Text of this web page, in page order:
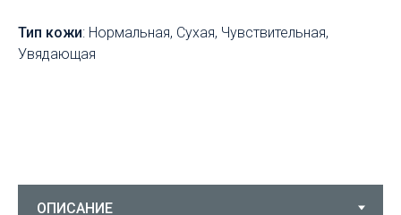
Тип кожи: Нормальная, Сухая, Чувствительная,
Увядающая